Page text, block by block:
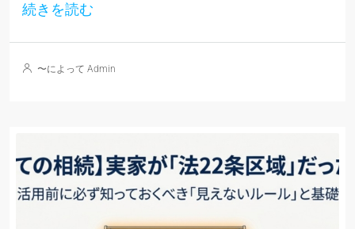
続きを読む
〜によって Admin